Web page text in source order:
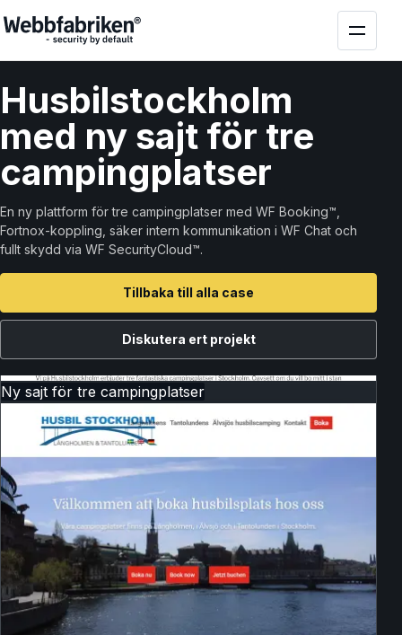
Husbilstockholm
med ny sajt för tre
campingplatser
En ny plattform för tre campingplatser med WF Booking™,
Fortnox-koppling, säker intern kommunikation i WF Chat och
fullt skydd via WF SecurityCloud™.
Tillbaka till alla case
Diskutera ert projekt
Ny sajt för tre campingplatser